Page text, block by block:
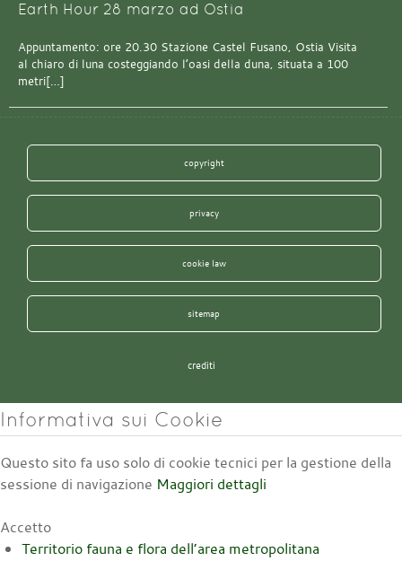
Earth Hour 28 marzo ad Ostia
Appuntamento: ore 20.30 Stazione Castel Fusano, Ostia Visita
al chiaro di luna costeggiando l’oasi della duna, situata a 100
metri[…]
copyright
privacy
cookie law
sitemap
crediti
Informativa sui Cookie
Questo sito fa uso solo di cookie tecnici per la gestione della
sessione di navigazione Maggiori dettagli
Accetto
Territorio fauna e flora dell’area metropolitana